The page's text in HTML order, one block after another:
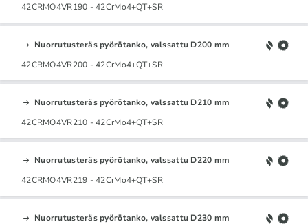
42CRMO4VR190 - 42CrMo4+QT+SR
Nuorrutusteräs pyörötanko, valssattu D200 mm
42CRMO4VR200 - 42CrMo4+QT+SR
Nuorrutusteräs pyörötanko, valssattu D210 mm
42CRMO4VR210 - 42CrMo4+QT+SR
Nuorrutusteräs pyörötanko, valssattu D220 mm
42CRMO4VR219 - 42CrMo4+QT+SR
Nuorrutusteräs pyörötanko, valssattu D230 mm